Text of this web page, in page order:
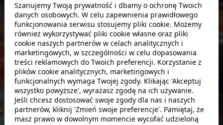
Data odbioru Godzina
Data zwrotu Godzina
Szukaj
Szanujemy Twoją prywatność i dbamy o ochronę Twoich
danych osobowych. W celu zapewnienia prawidłowego
funkcjonowania serwisu stosujemy pliki cookie. Możemy
również wykorzystywać pliki cookie własne oraz pliki
cookie naszych partnerów w celach analitycznych i
marketingowych, w szczególności w celu dopasowania
treści reklamowych do Twoich preferencji. Korzystanie z
plików cookie analitycznych, marketingowych i
funkcjonalnych wymaga Twojej zgody. Klikając 'Akceptuj
wszystko powyższe', wyrażasz zgodę na ich używanie.
Jeśli chcesz dostosować swoje zgody dla nas i naszych
partnerów, kliknij 'Zmień swoje preferencje'. Pamiętaj, że
masz prawo w dowolnym momencie wycofać udzieloną